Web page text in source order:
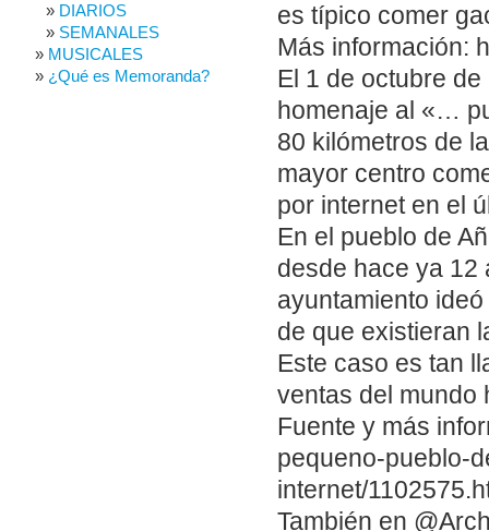
es típico comer
Más información:
El 1 de octubre
homenaje al «…
80 kilómetros de
mayor centro
por internet en el
En el pueblo de
desde hace ya 12
ayuntamiento
de que existieran
Este caso es tan
ventas del mundo
Fuente y más
pequeno-pueblo-
internet/
También en
DIARIOS
SEMANALES
MUSICALES
¿Qué es Memoranda?